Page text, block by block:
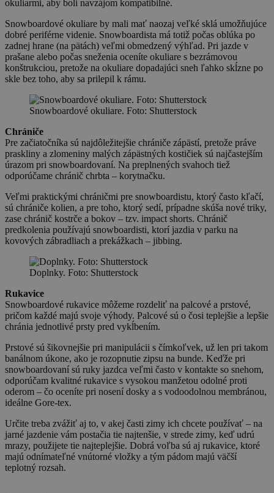
okuliarmi, aby boli navzájom kompatibilné.
Snowboardové okuliare by mali mať naozaj veľké sklá umožňujúce
dobré periférne videnie. Snowboardista má totiž počas oblúka po
zadnej hrane (na pätách) veľmi obmedzený výhľad. Pri jazde v
prašane alebo počas sneženia oceníte okuliare s bezrámovou
konštrukciou, pretože na okuliare dopadajúci sneh ľahko skĺzne po
skle bez toho, aby sa prilepil k rámu.
Snowboardové okuliare. Foto: Shutterstock
Chrániče
Pre začiatočníka sú najdôležitejšie chrániče zápästí, pretože práve
praskliny a zlomeniny malých zápästných kostičiek sú najčastejším
úrazom pri snowboardovaní. Na preplnených svahoch tiež
odporúčame chránič chrbta – korytnačku.
Veľmi praktickými chráničmi pre snowboardistu, ktorý často kľačí,
sú chrániče kolien, a pre toho, ktorý sedí, prípadne skúša nové triky,
zase chránič kostrče a bokov – tzv. impact shorts. Chránič
predkolenia používajú snowboardisti, ktorí jazdia v parku na
kovových zábradliach a prekážkach – jibbing.
Doplnky. Foto: Shutterstock
Rukavice
Snowboardové rukavice môžeme rozdeliť na palcové a prstové,
pričom každé majú svoje výhody. Palcové sú o čosi teplejšie a lepšie
chránia jednotlivé prsty pred vykĺbením.
Prstové sú šikovnejšie pri manipulácii s čímkoľvek, už len pri takom
banálnom úkone, ako je rozopnutie zipsu na bunde. Keďže pri
snowboardovaní sú ruky jazdca veľmi často v kontakte so snehom,
odporúčam kvalitné rukavice s vysokou manžetou odolné proti
oderom – čo oceníte pri nosení dosky a s vodoodolnou membránou,
ideálne Gore-tex.
Určite treba zvážiť aj to, v akej časti zimy ich chcete používať – na
jarné jazdenie vám postačia tie najtenšie, v strede zimy, keď udrú
mrazy, použijete tie najteplejšie. Dobrá voľba sú aj rukavice, ktoré
majú odnímateľné vnútorné vložky a tým pádom majú väčší
teplotný rozsah.